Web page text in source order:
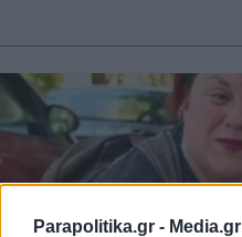
Parapolitika.gr - Media.gr